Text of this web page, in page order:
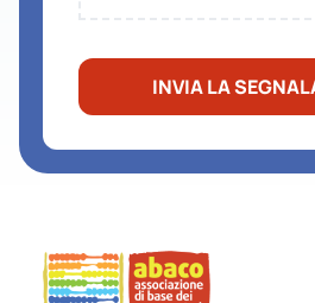
INVIA LA